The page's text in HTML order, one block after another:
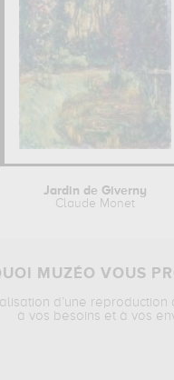
Jardin de Giverny
Claude Monet
MUZÉO VOUS
d’une reproduction
à vos besoins et à vos